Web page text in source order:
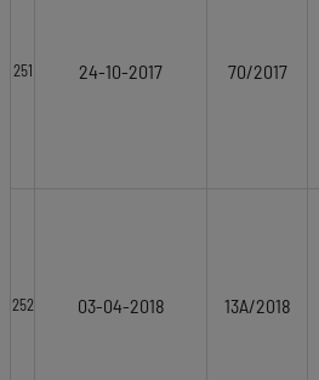
251 24-10-2017 70/2017
252 03-04-2018 13A/2018